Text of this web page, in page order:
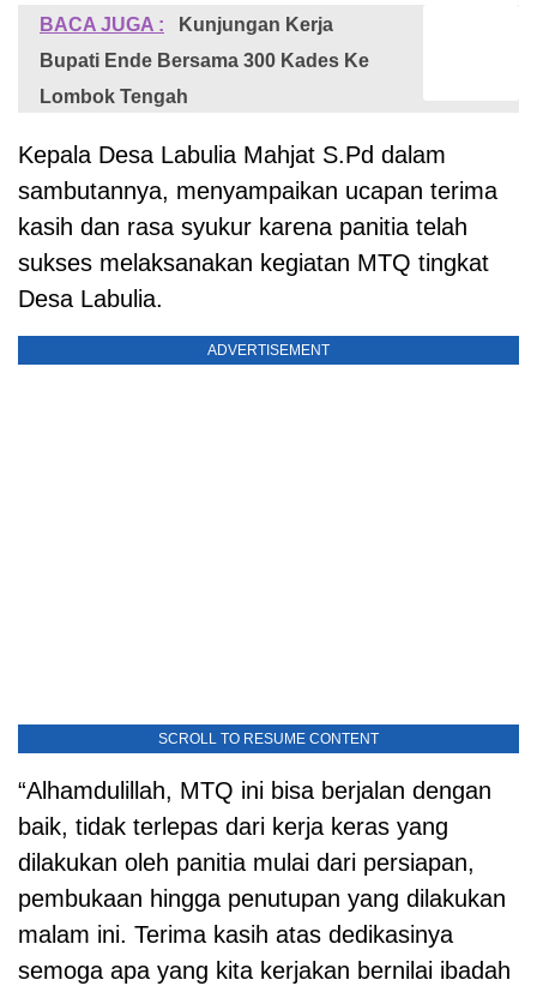
BACA JUGA :
Kunjungan Kerja
Bupati Ende Bersama 300 Kades Ke
Lombok Tengah
Kepala Desa Labulia Mahjat S.Pd dalam
sambutannya, menyampaikan ucapan terima
kasih dan rasa syukur karena panitia telah
sukses melaksanakan kegiatan MTQ tingkat
Desa Labulia.
ADVERTISEMENT
SCROLL TO RESUME CONTENT
“Alhamdulillah, MTQ ini bisa berjalan dengan
baik, tidak terlepas dari kerja keras yang
dilakukan oleh panitia mulai dari persiapan,
pembukaan hingga penutupan yang dilakukan
malam ini. Terima kasih atas dedikasinya
semoga apa yang kita kerjakan bernilai ibadah